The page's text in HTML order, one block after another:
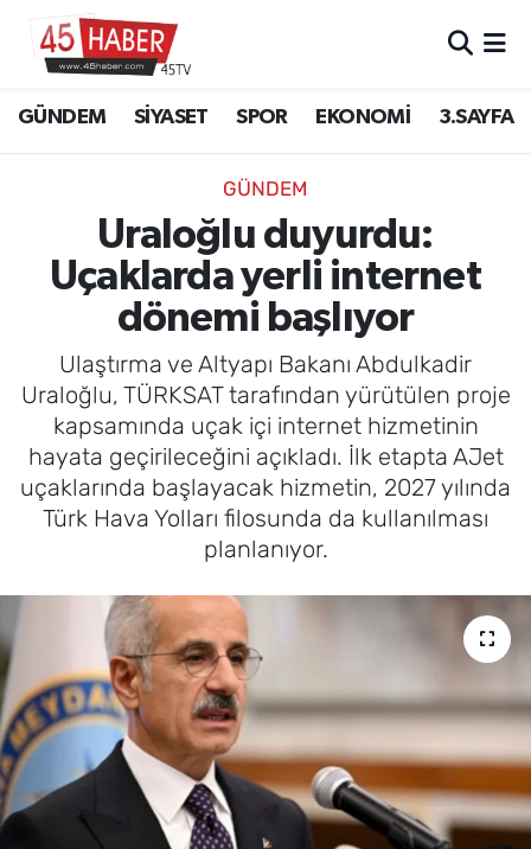
GÜNDEM SİYASET SPOR EKONOMİ 3.SAYFA
GÜNDEM
Uraloğlu duyurdu:
Uçaklarda yerli internet
dönemi başlıyor
Ulaştırma ve Altyapı Bakanı Abdulkadir
Uraloğlu, TÜRKSAT tarafından yürütülen proje
kapsamında uçak içi internet hizmetinin
hayata geçirileceğini açıkladı. İlk etapta AJet
uçaklarında başlayacak hizmetin, 2027 yılında
Türk Hava Yolları filosunda da kullanılması
planlanıyor.
SİYASET
EKONOMİ
3.SAYFA
EĞİTİM
SAĞLIK
YAŞAM
Manisa Hava Durumu
Manisa Trafik Yoğunluk Haritası
Süper Lig Puan Durumu ve Fikstür
Tüm Manşetler
Son Dakika Haberleri
Haber Arşivi